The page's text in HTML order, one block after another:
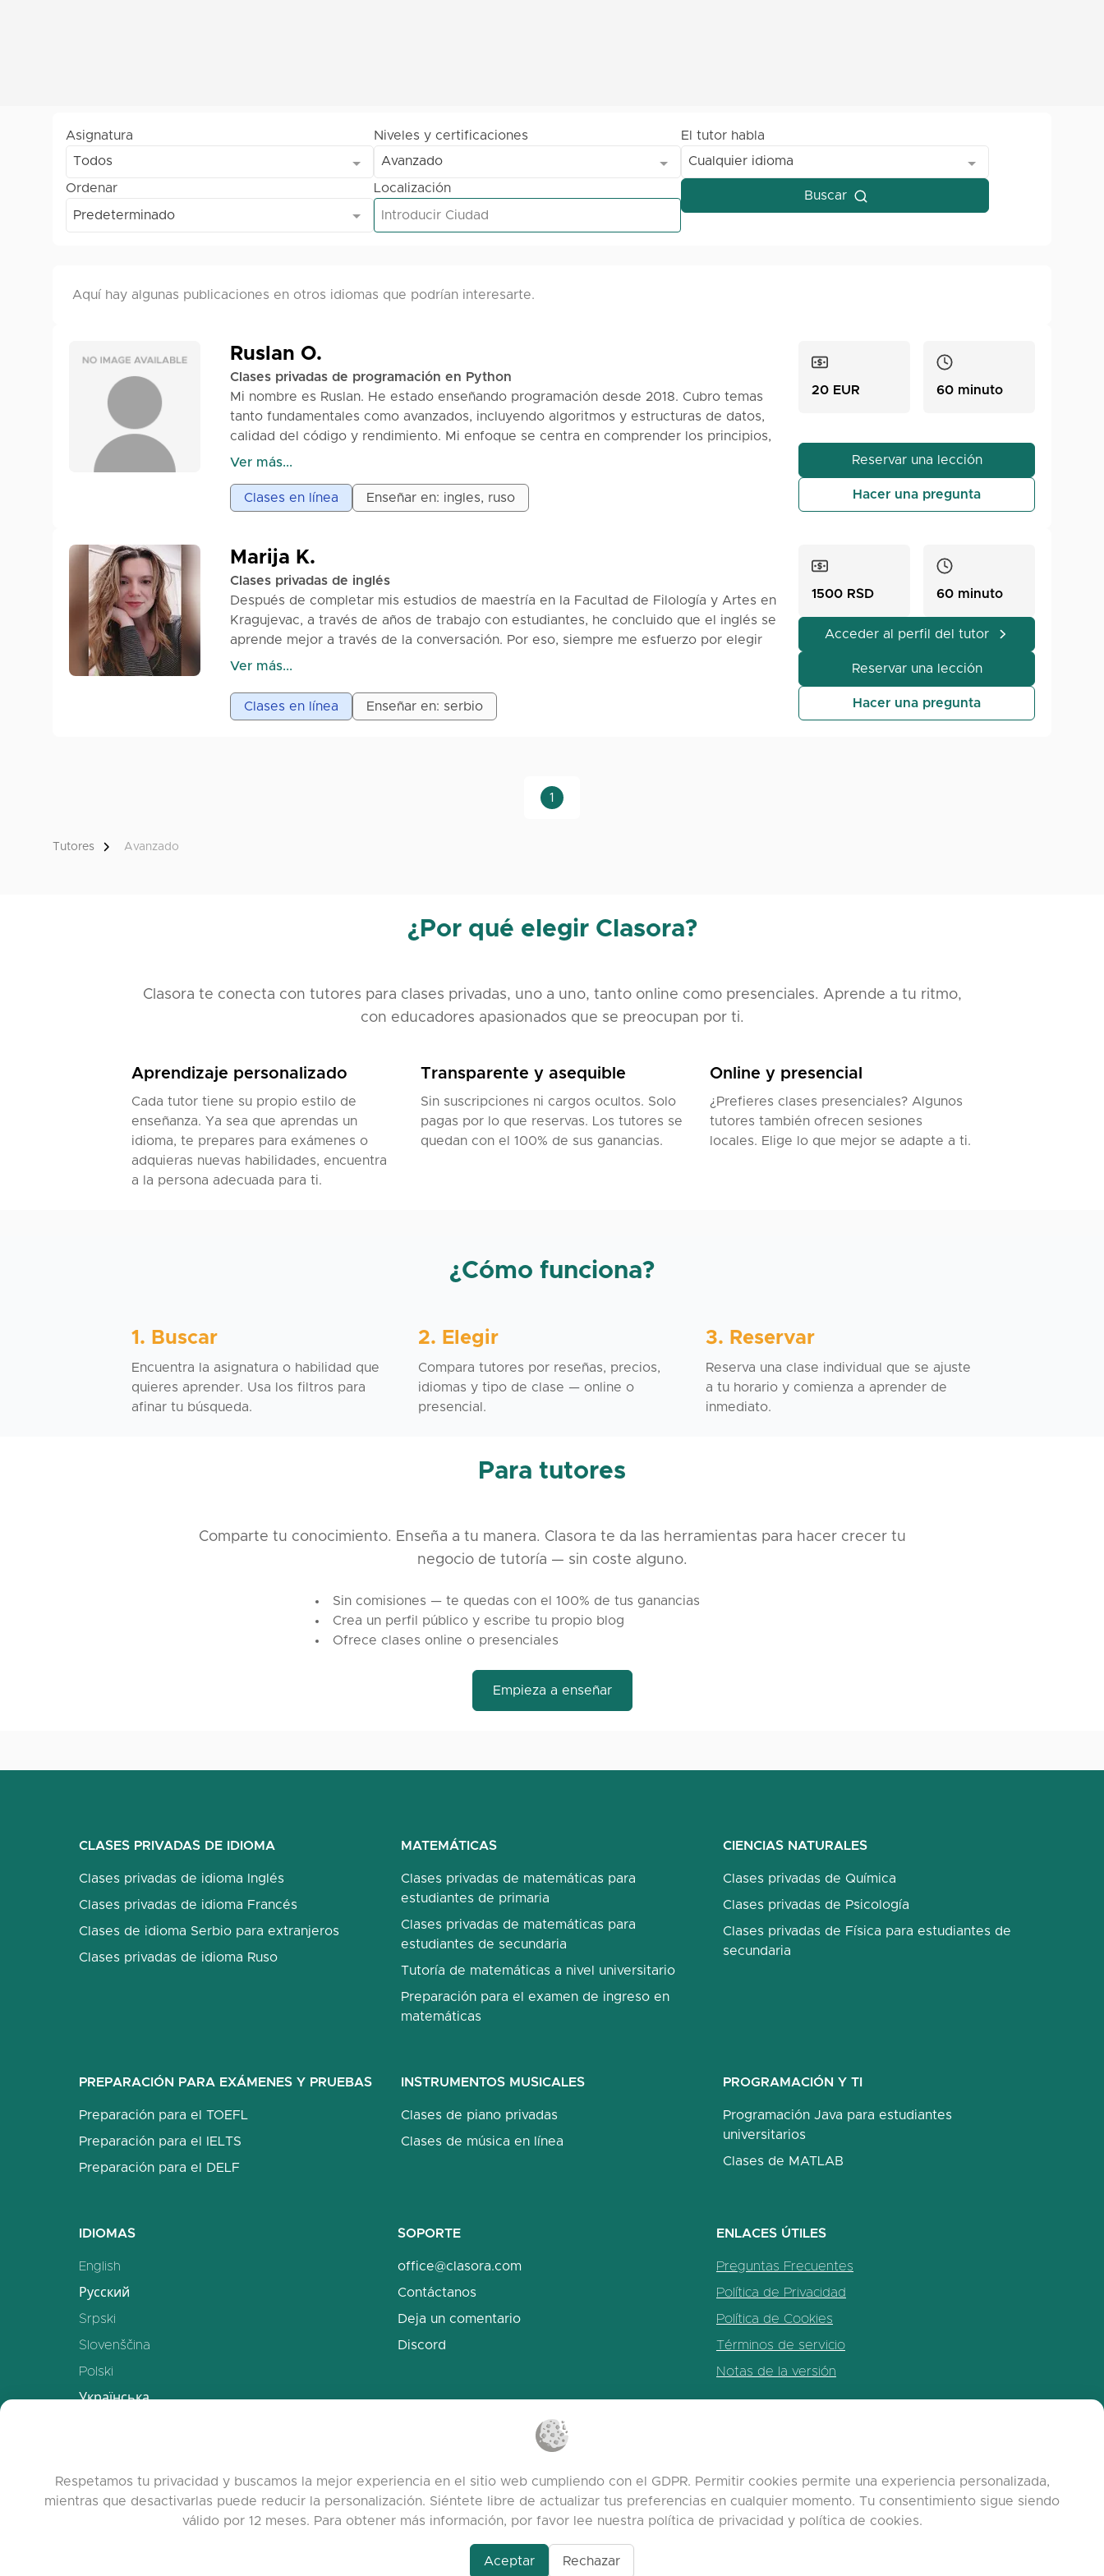
Asignatura
Todos
Niveles y certificaciones
Avanzado
El tutor habla
Cualquier idioma
Ordenar
Predeterminado
Localización
Buscar
Aquí hay algunas publicaciones en otros idiomas que podrían interesarte.
Ruslan O.
Clases privadas de programación en Python
Mi nombre es Ruslan. He estado enseñando programación desde 2018. Cubro temas
tanto fundamentales como avanzados, incluyendo algoritmos y estructuras de datos,
calidad del código y rendimiento. Mi enfoque se centra en comprender los principios,
la experiencia práctica y la resolución de problemas. También ayudo a las personas a
Ver más...
Clases en línea Enseñar en: ingles, ruso
20 EUR 60 minuto
Reservar una lección
Hacer una pregunta
Marija K.
Clases privadas de inglés
Después de completar mis estudios de maestría en la Facultad de Filología y Artes en
Kragujevac, a través de años de trabajo con estudiantes, he concluido que el inglés se
aprende mejor a través de la conversación. Por eso, siempre me esfuerzo por elegir
buenos temas sobre los que podamos hablar en general y así desarrollar todas las
diversión está garantizada, porque el cerebro no debe estar estresado mientras se
aprende inglés. ¡Bienvenidos!
Ver más...
Clases en línea Enseñar en: serbio
1500 RSD 60 minuto
Acceder al perfil del tutor
Reservar una lección
Hacer una pregunta
1
Tutores Avanzado
¿Por qué elegir Clasora?
Clasora te conecta con tutores para clases privadas, uno a uno, tanto online como presenciales. Aprende a tu ritmo,
con educadores apasionados que se preocupan por ti.
Aprendizaje personalizado
Cada tutor tiene su propio estilo de
enseñanza. Ya sea que aprendas un
idioma, te prepares para exámenes o
adquieras nuevas habilidades, encuentra
a la persona adecuada para ti.
Transparente y asequible
Sin suscripciones ni cargos ocultos. Solo
pagas por lo que reservas. Los tutores se
quedan con el 100% de sus ganancias.
Online y presencial
¿Prefieres clases presenciales? Algunos
tutores también ofrecen sesiones
locales. Elige lo que mejor se adapte a ti.
¿Cómo funciona?
1. Buscar
Encuentra la asignatura o habilidad que
quieres aprender. Usa los filtros para
afinar tu búsqueda.
2. Elegir
Compara tutores por reseñas, precios,
idiomas y tipo de clase — online o
presencial.
3. Reservar
Reserva una clase individual que se ajuste
a tu horario y comienza a aprender de
inmediato.
Para tutores
Comparte tu conocimiento. Enseña a tu manera. Clasora te da las herramientas para hacer crecer tu
negocio de tutoría — sin coste alguno.
Sin comisiones — te quedas con el 100% de tus ganancias
Crea un perfil público y escribe tu propio blog
Ofrece clases online o presenciales
Empieza a enseñar
CLASES PRIVADAS DE IDIOMA
Clases privadas de idioma Inglés
Clases privadas de idioma Francés
Clases de idioma Serbio para extranjeros
Clases privadas de idioma Ruso
MATEMÁTICAS
Clases privadas de matemáticas para
estudiantes de primaria
Clases privadas de matemáticas para
estudiantes de secundaria
Tutoría de matemáticas a nivel universitario
Preparación para el examen de ingreso en
matemáticas
CIENCIAS NATURALES
Clases privadas de Química
Clases privadas de Psicología
Clases privadas de Física para estudiantes de
secundaria
PREPARACIÓN PARA EXÁMENES Y PRUEBAS
Preparación para el TOEFL
Preparación para el IELTS
Preparación para el DELF
INSTRUMENTOS MUSICALES
Clases de piano privadas
Clases de música en línea
PROGRAMACIÓN Y TI
Programación Java para estudiantes
universitarios
Clases de MATLAB
IDIOMAS
English
Русский
Srpski
Slovenščina
Polski
Українська
Français
中文
SOPORTE
office@clasora.com
Contáctanos
Deja un comentario
Discord
ENLACES ÚTILES
Preguntas Frecuentes
Política de Privacidad
Política de Cookies
Términos de servicio
Notas de la versión
Respetamos tu privacidad y buscamos la mejor experiencia en el sitio web cumpliendo con el GDPR. Permitir cookies permite una experiencia personalizada,
mientras que desactivarlas puede reducir la personalización. Siéntete libre de actualizar tus preferencias en cualquier momento. Tu consentimiento sigue siendo
válido por 12 meses. Para obtener más información, por favor lee nuestra política de privacidad y política de cookies.
Aceptar Rechazar